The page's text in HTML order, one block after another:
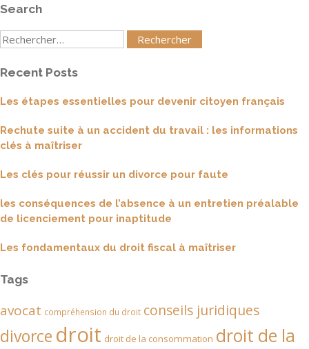
Search
Rechercher
:
Recent Posts
Les étapes essentielles pour devenir citoyen français
Rechute suite à un accident du travail : les informations
clés à maîtriser
Les clés pour réussir un divorce pour faute
les conséquences de l’absence à un entretien préalable
de licenciement pour inaptitude
Les fondamentaux du droit fiscal à maîtriser
Tags
avocat compréhension du droit conseils juridiques
divorce droit droit de la consommation droit de la